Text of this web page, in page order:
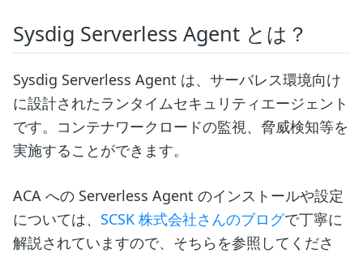
Sysdig Serverless Agent とは？
Sysdig Serverless Agent は、サーバレス環境向け
に設計されたランタイムセキュリティエージェント
です。コンテナワークロードの監視、脅威検知等を
実施することができます。
ACA への Serverless Agent のインストールや設定
については、 SCSK 株式会社さんのブログで丁寧に
解説されていますので、そちらを参照してくださ